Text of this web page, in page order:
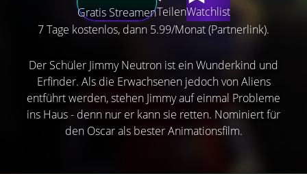
Gratis StreamenTeilenWatchlist
7 Tage kostenlos, dann 5.99/Monat (Partnerlink).
Der Schüler Jimmy Neutron ist ein Wunderkind und
Erfinder. Als die Erwachsenen jedoch von Aliens
entführt werden, stehen Jimmy auf einmal Probleme
ins Haus - denn nur er kann sie retten. Nominiert für
den Oscar als bester Animationsfilm.